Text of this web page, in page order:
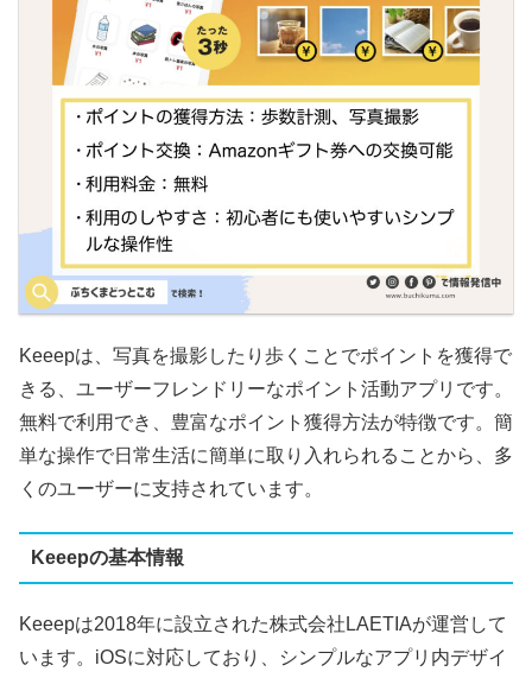
Keeepは、写真を撮影したり歩くことでポイントを獲得で
きる、ユーザーフレンドリーなポイント活動アプリです。
無料で利用でき、豊富なポイント獲得方法が特徴です。簡
単な操作で日常生活に簡単に取り入れられることから、多
くのユーザーに支持されています。
Keeepの基本情報
Keeepは2018年に設立された株式会社LAETIAが運営して
います。iOSに対応しており、シンプルなアプリ内デザイ